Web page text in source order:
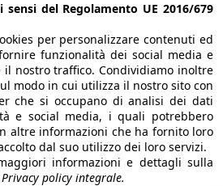
del Regolamento UE 2016/679
per personalizzare contenuti ed
funzionalità dei social media e
il nostro traffico. Condividiamo inoltre
modo in cui utilizza il nostro sito con
che si occupano di analisi dei dati
e social media, i quali potrebbero
altre informazioni che ha fornito loro
dal suo utilizzo dei loro servizi.
informazioni e dettagli sulla
Privacy policy integrale.